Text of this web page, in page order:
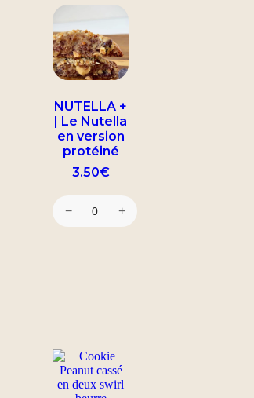
NUTELLA +
| Le Nutella
en version
protéiné
3.50€
− +